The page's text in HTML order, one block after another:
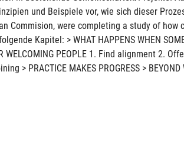
und Beispiele vor, wie sich dieser
Commision, were completing a study of how
Kapitel: > WHAT HAPPENS WHEN
WELCOMING PEOPLE 1. Find alignment 2.
> PRACTICE MAKES PROGRESS > BEYOND